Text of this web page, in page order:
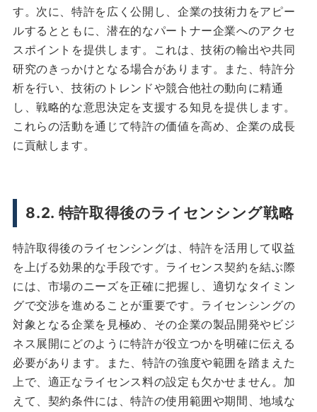
す。次に、特許を広く公開し、企業の技術力をアピー
ルするとともに、潜在的なパートナー企業へのアクセ
スポイントを提供します。これは、技術の輸出や共同
研究のきっかけとなる場合があります。また、特許分
析を行い、技術のトレンドや競合他社の動向に精通
し、戦略的な意思決定を支援する知見を提供します。
これらの活動を通じて特許の価値を高め、企業の成長
に貢献します。
8.2. 特許取得後のライセンシング戦略
特許取得後のライセンシングは、特許を活用して収益
を上げる効果的な手段です。ライセンス契約を結ぶ際
には、市場のニーズを正確に把握し、適切なタイミン
グで交渉を進めることが重要です。ライセンシングの
対象となる企業を見極め、その企業の製品開発やビジ
ネス展開にどのように特許が役立つかを明確に伝える
必要があります。また、特許の強度や範囲を踏まえた
上で、適正なライセンス料の設定も欠かせません。加
えて、契約条件には、特許の使用範囲や期間、地域な